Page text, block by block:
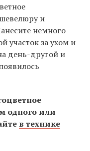
и
немного
участок за ухом и
день-другой и
одного или
в технике